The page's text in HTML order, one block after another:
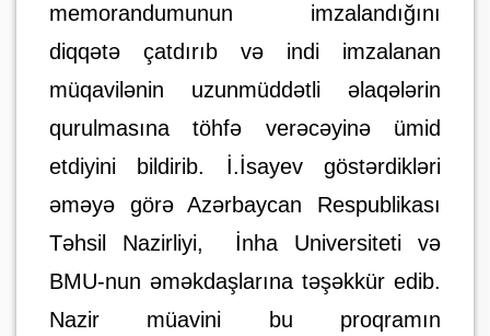
memorandumunun imzalandığını
diqqətə çatdırıb və indi imzalanan
müqavilənin uzunmüddətli əlaqələrin
qurulmasına töhfə verəcəyinə ümid
etdiyini bildirib. İ.İsayev göstərdikləri
əməyə görə Azərbaycan Respublikası
Təhsil Nazirliyi,
İnha Universiteti və
BMU-nun əməkdaşlarına təşəkkür edib.
Nazir müavini bu proqramın